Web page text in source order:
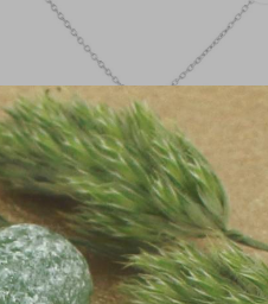
Schmuck Set Rosa Onyx Herz
Silber - 2011